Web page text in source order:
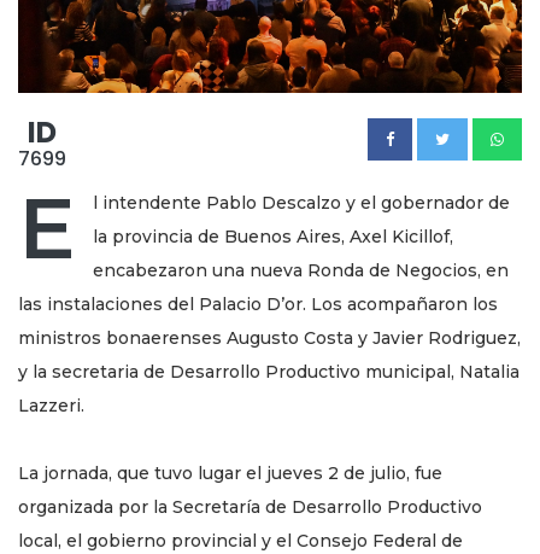
ID
7699
E
l intendente Pablo Descalzo y el gobernador de
la provincia de Buenos Aires, Axel Kicillof,
encabezaron una nueva Ronda de Negocios, en
las instalaciones del Palacio D’or. Los acompañaron los
ministros bonaerenses Augusto Costa y Javier Rodriguez,
y la secretaria de Desarrollo Productivo municipal, Natalia
Lazzeri.
La jornada, que tuvo lugar el jueves 2 de julio, fue
organizada por la Secretaría de Desarrollo Productivo
local, el gobierno provincial y el Consejo Federal de